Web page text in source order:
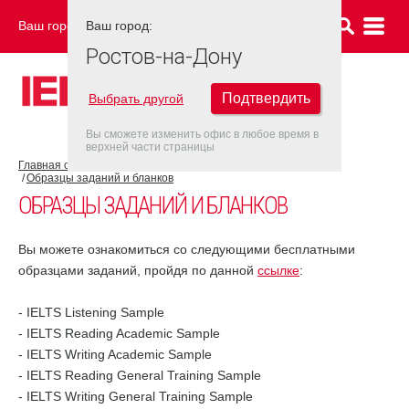
Ваш город: РОСТОВ-НА-ДОНУ
Главная страница
Образцы заданий и бланков
ОБРАЗЦЫ ЗАДАНИЙ И БЛАНКОВ
Вы можете ознакомиться со следующими бесплатными
образцами заданий, пройдя по данной ссылке:
- IELTS Listening Sample
- IELTS Reading Academic Sample
- IELTS Writing Academic Sample
- IELTS Reading General Training Sample
- IELTS Writing General Training Sample
Ваш город:
Ростов-на-Дону
Выбрать другой Подтвердить
Вы сможете изменить офис в любое время в
верхней части страницы